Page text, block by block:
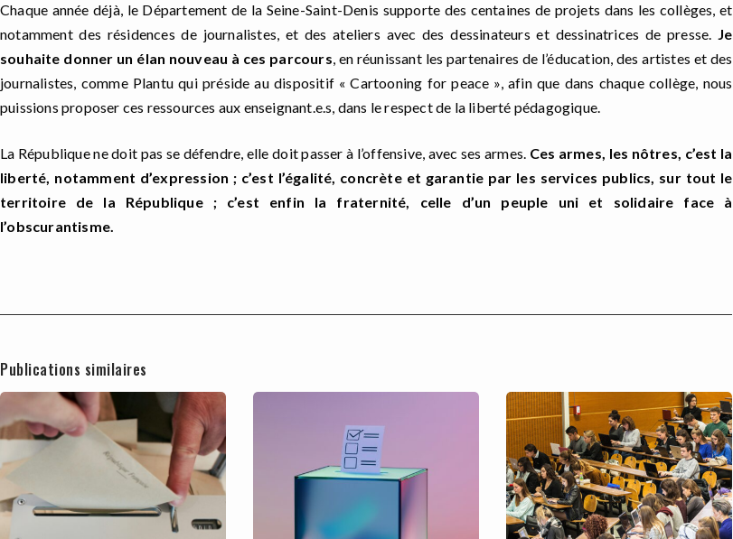
Chaque année déjà, le Département de la Seine-Saint-Denis supporte des centaines de projets dans les collèges, et
notamment des résidences de journalistes, et des ateliers avec des dessinateurs et dessinatrices de presse. Je
souhaite donner un élan nouveau à ces parcours, en réunissant les partenaires de l’éducation, des artistes et des
journalistes, comme Plantu qui préside au dispositif « Cartooning for peace », afin que dans chaque collège, nous
puissions proposer ces ressources aux enseignant.e.s, dans le respect de la liberté pédagogique.
La République ne doit pas se défendre, elle doit passer à l’offensive, avec ses armes. Ces armes, les nôtres, c’est la
liberté, notamment d’expression ; c’est l’égalité, concrète et garantie par les services publics, sur tout le
territoire de la République ; c’est enfin la fraternité, celle d’un peuple uni et solidaire face à
l’obscurantisme.
Publications similaires